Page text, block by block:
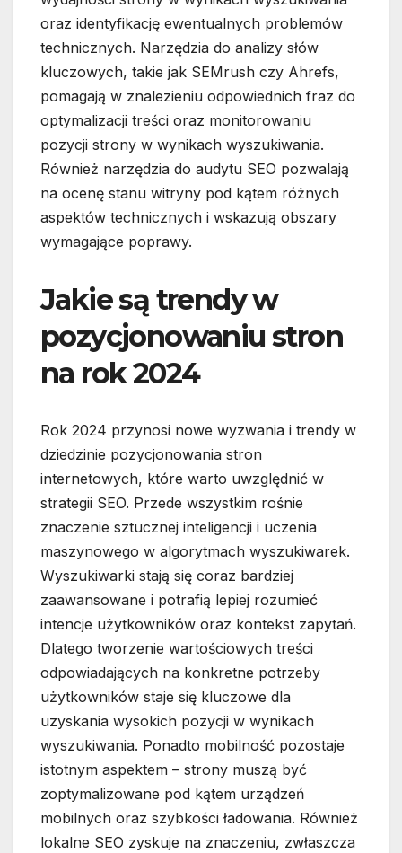
oraz identyfikację ewentualnych problemów
technicznych. Narzędzia do analizy słów
kluczowych, takie jak SEMrush czy Ahrefs,
pomagają w znalezieniu odpowiednich fraz do
optymalizacji treści oraz monitorowaniu
pozycji strony w wynikach wyszukiwania.
Również narzędzia do audytu SEO pozwalają
na ocenę stanu witryny pod kątem różnych
aspektów technicznych i wskazują obszary
wymagające poprawy.
Jakie są trendy w
pozycjonowaniu stron
na rok 2024
Rok 2024 przynosi nowe wyzwania i trendy w
dziedzinie pozycjonowania stron
internetowych, które warto uwzględnić w
strategii SEO. Przede wszystkim rośnie
znaczenie sztucznej inteligencji i uczenia
maszynowego w algorytmach wyszukiwarek.
Wyszukiwarki stają się coraz bardziej
zaawansowane i potrafią lepiej rozumieć
intencje użytkowników oraz kontekst zapytań.
Dlatego tworzenie wartościowych treści
odpowiadających na konkretne potrzeby
użytkowników staje się kluczowe dla
uzyskania wysokich pozycji w wynikach
wyszukiwania. Ponadto mobilność pozostaje
istotnym aspektem – strony muszą być
zoptymalizowane pod kątem urządzeń
mobilnych oraz szybkości ładowania. Również
lokalne SEO zyskuje na znaczeniu, zwłaszcza